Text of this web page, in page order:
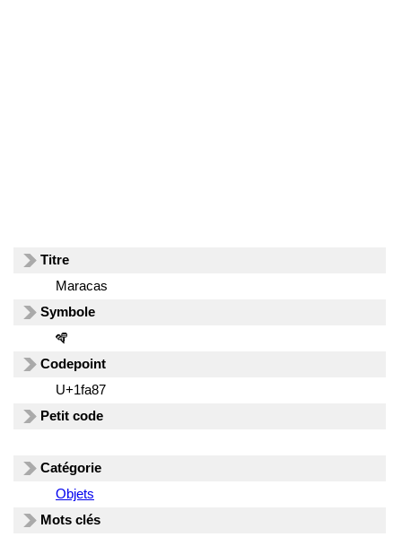
Titre
Maracas
Symbole
🪇
Codepoint
U+1fa87
Petit code
Catégorie
Objets
Mots clés